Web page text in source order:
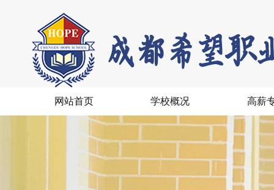
网站首页 学校概况 高薪